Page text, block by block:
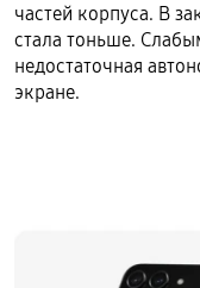
частей корпуса. В
стала тоньше.
недостаточная
экране.